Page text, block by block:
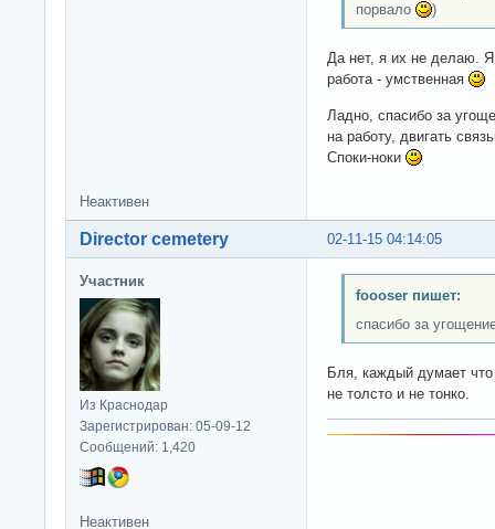
порвало
)
Да нет, я их не делаю.
работа - умственная
Ладно, спасибо за
на работу, двигать
Споки-ноки
Неактивен
02-11-15 04:14:05
Director cemetery
Участник
Из Краснодар
Зарегистрирован: 05-09-12
Сообщений: 1,420
foooser пишет:
спасибо за
Бля, каждый думает
не толсто и не тонко.
Неактивен